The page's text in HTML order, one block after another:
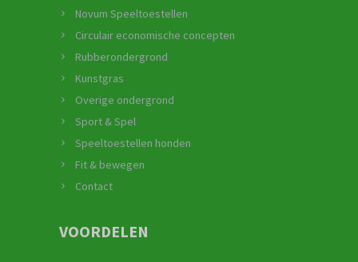
Novum Speeltoestellen
Circulair economische concepten
Rubberondergrond
Kunstgras
Overige ondergrond
Sport & Spel
Speeltoestellen honden
Fit & bewegen
Contact
VOORDELEN